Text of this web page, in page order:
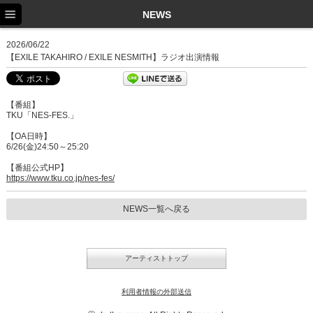
NEWS
2026/06/22
【EXILE TAKAHIRO / EXILE NESMITH】ラジオ出演情報
【番組】
TKU「NES-FES.」
【OA日時】
6/26(金)24:50～25:20
【番組公式HP】
https://www.tku.co.jp/nes-fes/
NEWS一覧へ戻る
アーティストトップ
利用者情報の外部送信
NEWS
SCHEDULE
DISCOGRAPHY
EX FAMILY